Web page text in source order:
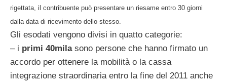
rigettata, il contribuente può presentare un riesame entro 30 giorni
dalla data di ricevimento dello stesso.
Gli esodati vengono divisi in quatto categorie:
– i primi 40milasono persone che hanno firmato un
accordo per ottenere la mobilità o la cassa
integrazione straordinaria entro la fine del 2011 anche